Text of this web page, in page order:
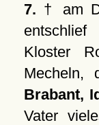
7. † am
entschlief
Kloster
Mecheln,
Brabant,
Vater